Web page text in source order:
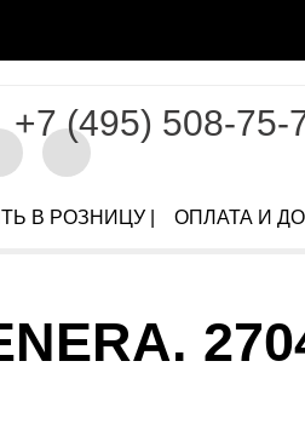
+7 (495) 508-75-
В РОЗНИЦУ | ОПЛАТА И